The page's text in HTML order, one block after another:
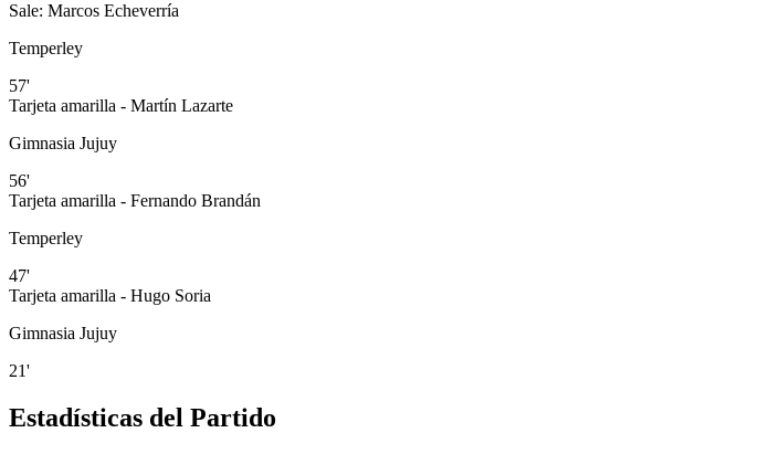
Sale: Marcos Echeverría
Temperley
57'
Tarjeta amarilla - Martín Lazarte
Gimnasia Jujuy
56'
Tarjeta amarilla - Fernando Brandán
Temperley
47'
Tarjeta amarilla - Hugo Soria
Gimnasia Jujuy
21'
Estadísticas del Partido